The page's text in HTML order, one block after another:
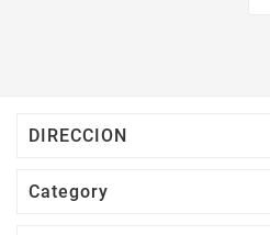
DIRECCION
Category